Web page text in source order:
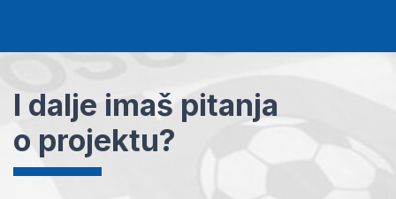
I dalje imaš pitanja
o projektu?